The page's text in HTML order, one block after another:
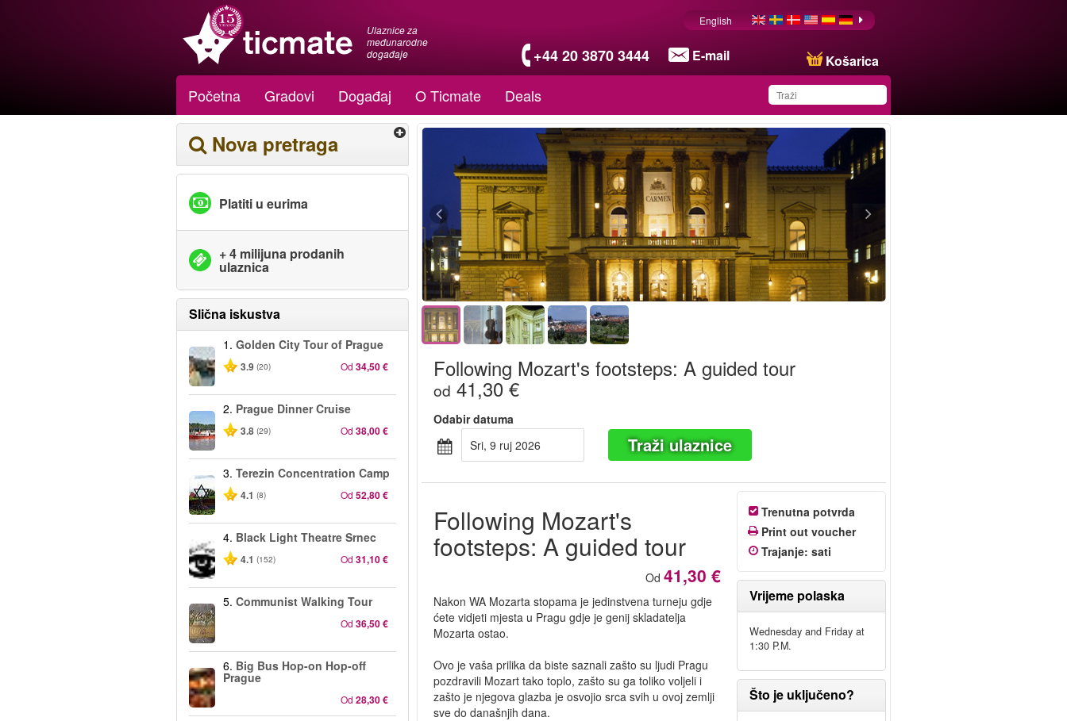
Ulaznice za
međunarodne
događaje
+44 20 3870 3444 E-mail Košarica
English
Početna Gradovi Događaj O Ticmate Deals
You have saved this
product in your list
Nova pretraga
Platiti u eurima
+ 4 milijuna prodanih
ulaznica
Slična iskustva
1. Golden City Tour of Prague
3.9 (20) Od 34,50 €
2. Prague Dinner Cruise
3.8 (29) Od 38,00 €
3. Terezin Concentration Camp
4.1 (8) Od 52,80 €
4. Black Light Theatre Srnec
4.1 (152) Od 31,10 €
5. Communist Walking Tour
Od 36,50 €
6. Big Bus Hop-on Hop-off
Prague
Od 28,30 €
Following Mozart's footsteps: A guided tour
od 41,30 €
Odabir datuma
sri, 9 ruj 2026
Traži ulaznice
Following Mozart's
footsteps: A guided tour
Od 41,30 €
Nakon WA Mozarta stopama je jedinstvena turneju gdje
ćete vidjeti mjesta u Pragu gdje je genij skladatelja
Mozarta ostao.
Ovo je vaša prilika da biste saznali zašto su ljudi Pragu
pozdravili Mozart tako toplo, zašto su ga toliko voljeli i
zašto je njegova glazba je osvojio srca svih u ovoj zemlji
sve do današnjih dana.
Trenutna potvrda
Print out voucher
Trajanje: sati
Vrijeme polaska
Wednesday and Friday at
1:30 P.M.
Što je uključeno?